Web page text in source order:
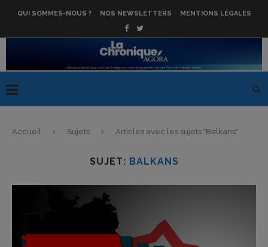
QUI SOMMES-NOUS ? NOS NEWSLETTERS MENTIONS LÉGALES
Accueil Sujets Articles avec les sujets "Balkans"
SUJET: BALKANS